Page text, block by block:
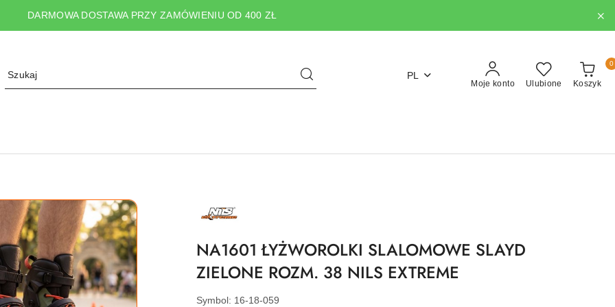
DARMOWA DOSTAWA PRZY ZAMÓWIENIU OD 400 ZŁ
PL
Moje konto Ulubione Koszyk
0
PRODUCENTA:
NILS
NA1601 ŁYŻWOROLKI SLALOMOWE SLAYD
ZIELONE ROZM. 38 NILS EXTREME
Symbol: 16-18-059